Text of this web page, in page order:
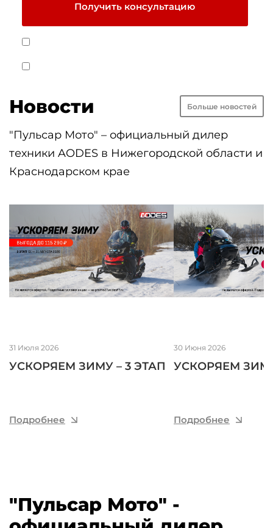
Получить консультацию
Новости Больше новостей
"Пульсар Мото" – официальный дилер
техники AODES в Нижегородской области и
Краснодарском крае
31 Июля 2026
УСКОРЯЕМ ЗИМУ – 3 ЭТАП
Подробнее
30 Июня 2026
УСКОРЯЕМ
Подробнее
"Пульсар Мото" -